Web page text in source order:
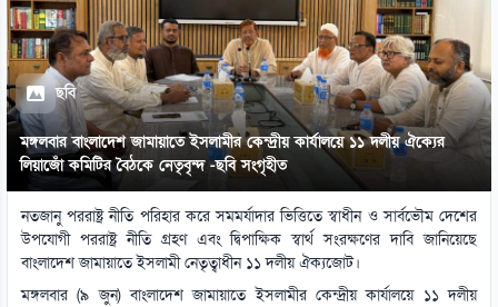
ছবি
মঙ্গলবার বাংলাদেশ জামায়াতে ইসলামীর কেন্দ্রীয় কার্যালয়ে ১১ দলীয় ঐক্যের
লিয়াজোঁ কমিটির বৈঠকে নেতৃবৃন্দ -ছবি সংগৃহীত
নতজানু পররাষ্ট্র নীতি পরিহার করে সমমর্যাদার ভিত্তিতে স্বাধীন ও সার্বভৌম দেশের
উপযোগী পররাষ্ট্র নীতি গ্রহণ এবং দ্বিপাক্ষিক স্বার্থ সংরক্ষণের দাবি জানিয়েছে
বাংলাদেশ জামায়াতে ইসলামী নেতৃত্বাধীন ১১ দলীয় ঐক্যজোট।
মঙ্গলবার (৯ জুন) বাংলাদেশ জামায়াতে ইসলামীর কেন্দ্রীয় কার্যালয়ে ১১ দলীয়